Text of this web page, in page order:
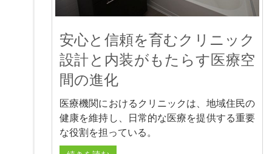
安心と信頼を育むクリニック
設計と内装がもたらす医療空
間の進化
医療機関におけるクリニックは、地域住民の
健康を維持し、日常的な医療を提供する重要
な役割を担っている。